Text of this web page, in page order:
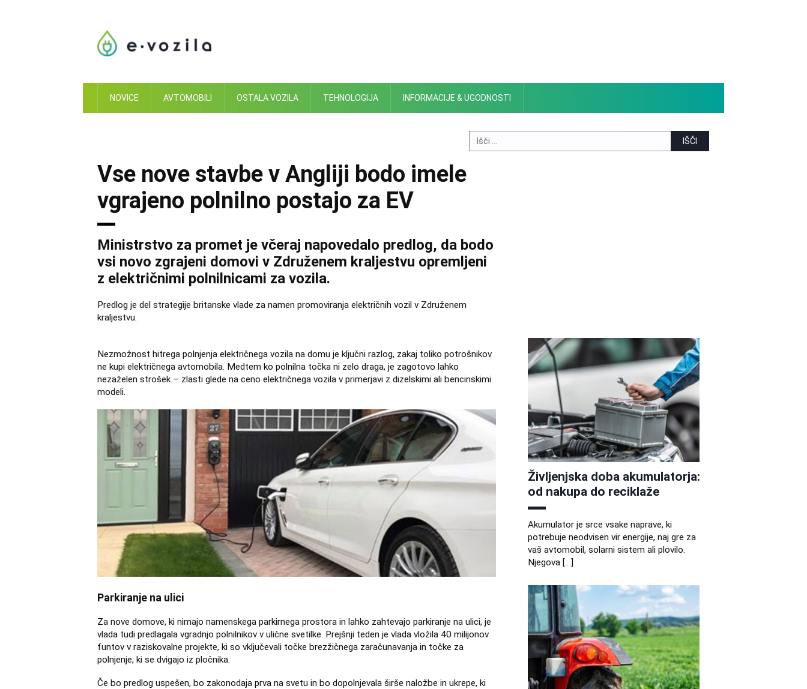
NOVICE AVTOMOBILI OSTALA VOZILA TEHNOLOGIJA INFORMACIJE & UGODNOSTI
Search
for:
Vse nove stavbe v Angliji bodo imele
vgrajeno polnilno postajo za EV
Ministrstvo za promet je včeraj napovedalo predlog, da bodo
vsi novo zgrajeni domovi v Združenem kraljestvu opremljeni
z električnimi polnilnicami za vozila.
Predlog je del strategije britanske vlade za namen promoviranja električnih vozil v Združenem
kraljestvu.
Nezmožnost hitrega polnjenja električnega vozila na domu je ključni razlog, zakaj toliko potrošnikov
ne kupi električnega avtomobila. Medtem ko polnilna točka ni zelo draga, je zagotovo lahko
nezaželen strošek – zlasti glede na ceno električnega vozila v primerjavi z dizelskimi ali bencinskimi
modeli.
Parkiranje na ulici
Za nove domove, ki nimajo namenskega parkirnega prostora in lahko zahtevajo parkiranje na ulici, je
vlada tudi predlagala vgradnjo polnilnikov v ulične svetilke. Prejšnji teden je vlada vložila 40 milijonov
funtov v raziskovalne projekte, ki so vključevali točke brezžičnega zaračunavanja in točke za
polnjenje, ki se dvigajo iz pločnika.
Če bo predlog uspešen, bo zakonodaja prva na svetu in bo dopolnjevala širše naložbe in ukrepe, ki
Življenjska doba akumulatorja:
od nakupa do reciklaže
Akumulator je srce vsake naprave, ki
potrebuje neodvisen vir energije, naj gre za
vaš avtomobil, solarni sistem ali plovilo.
Njegova […]